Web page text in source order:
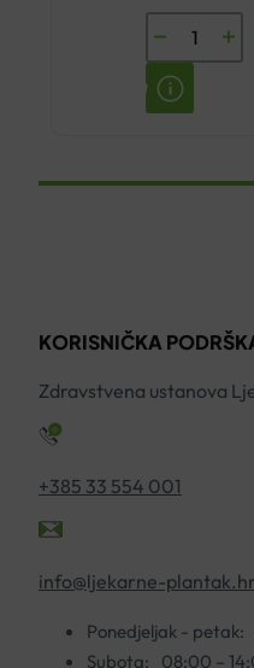
SUDOCREM
MULTI
EXPERT
125G
KORISNIČKA
Zdravstvena ustanova
+385 33 554 001
info@ljekarne-plantak.hr
Ponedjeljak - petak:
Subota:
08:00 –